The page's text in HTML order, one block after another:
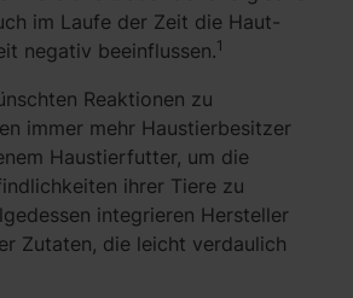
im Laufe der Zeit die Haut-
negativ beeinflussen.1
Reaktionen zu
immer mehr Haustierbesitzer
Haustierfutter, um die
ihrer Tiere zu
integrieren Hersteller
Zutaten, die leicht verdaulich